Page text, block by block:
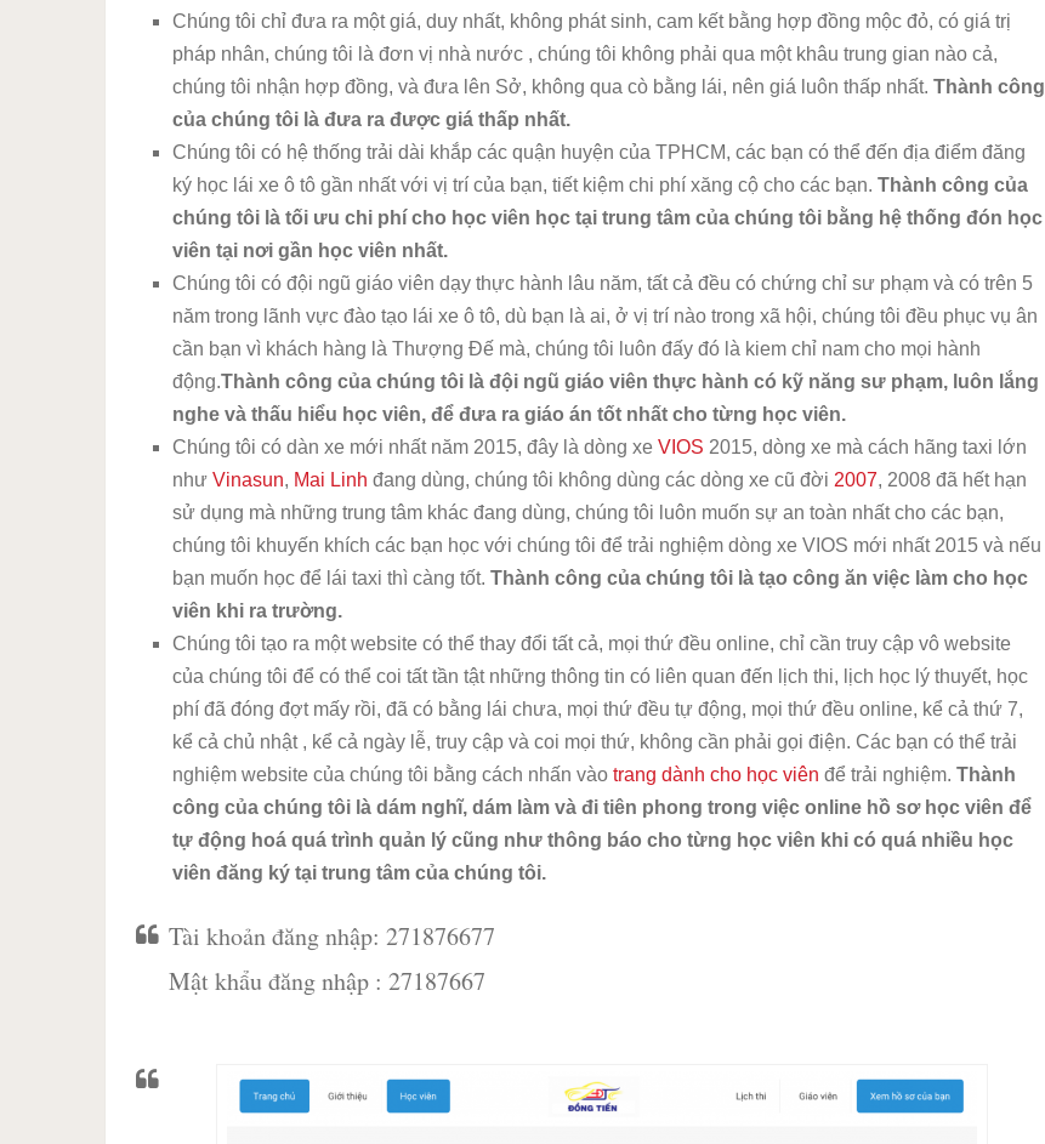
Chúng tôi chỉ đưa ra một giá, duy nhất, không phát sinh, cam kết bằng hợp đồng mộc đỏ, có giá trị
pháp nhân, chúng tôi là đơn vị nhà nước , chúng tôi không phải qua một khâu trung gian nào cả,
chúng tôi nhận hợp đồng, và đưa lên Sở, không qua cò bằng lái, nên giá luôn thấp nhất.Thành công
của chúng tôi là đưa ra được giá thấp nhất.
Chúng tôi có hệ thống trải dài khắp các quận huyện của TPHCM, các bạn có thể đến địa điểm đăng
ký học lái xe ô tô gần nhất với vị trí của bạn, tiết kiệm chi phí xăng cộ cho các bạn.Thành công của
chúng tôi là tối ưu chi phí cho học viên học tại trung tâm của chúng tôi bằng hệ thống đón học
viên tại nơi gần học viên nhất.
Chúng tôi có đội ngũ giáo viên dạy thực hành lâu năm, tất cả đều có chứng chỉ sư phạm và có trên 5
năm trong lãnh vực đào tạo lái xe ô tô, dù bạn là ai, ở vị trí nào trong xã hội, chúng tôi đều phục vụ ân
cần bạn vì khách hàng là Thượng Đế mà, chúng tôi luôn đấy đó là kiem chỉ nam cho mọi hành
động.Thành công của chúng tôi là đội ngũ giáo viên thực hành có kỹ năng sư phạm, luôn lắng
nghe và thấu hiểu học viên, để đưa ra giáo án tốt nhất cho từng học viên.
Chúng tôi có dàn xe mới nhất năm 2015, đây là dòng xeVIOS 2015, dòng xe mà cách hãng taxi lớn
nhưVinasun, Mai Linh đang dùng, chúng tôi không dùng các dòng xe cũ đời 2007, 2008 đã hết hạn
sử dụng mà những trung tâm khác đang dùng, chúng tôi luôn muốn sự an toàn nhất cho các bạn,
chúng tôi khuyến khích các bạn học với chúng tôi để trải nghiệm dòng xe VIOS mới nhất 2015 và nếu
bạn muốn học để lái taxi thì càng tốt.Thành công của chúng tôi là tạo công ăn việc làm cho học
viên khi ra trường.
Chúng tôi tạo ra một website có thể thay đổi tất cả, mọi thứ đều online, chỉ cần truy cập vô website
của chúng tôi để có thể coi tất tần tật những thông tin có liên quan đến lịch thi, lịch học lý thuyết, học
phí đã đóng đợt mấy rồi, đã có bằng lái chưa, mọi thứ đều tự động, mọi thứ đều online, kể cả thứ 7,
kể cả chủ nhật , kể cả ngày lễ, truy cập và coi mọi thứ, không cần phải gọi điện. Các bạn có thể trải
nghiệm website của chúng tôi bằng cách nhấn vàotrang dành cho học viên để trải nghiệm.Thành
công của chúng tôi là dám nghĩ, dám làm và đi tiên phong trong việc online hồ sơ học viên để
tự động hoá quá trình quản lý cũng như thông báo cho từng học viên khi có quá nhiều học
viên đăng ký tại trung tâm của chúng tôi.
Tài khoản đăng nhập: 271876677
Mật khẩu đăng nhập : 27187667